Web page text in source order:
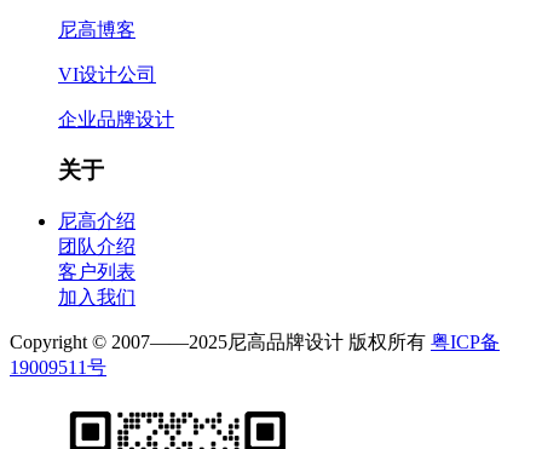
尼高博客
VI设计公司
企业品牌设计
关于
尼高介绍
团队介绍
客户列表
加入我们
Copyright © 2007——2025尼高品牌设计 版权所有 粤ICP备
19009511号